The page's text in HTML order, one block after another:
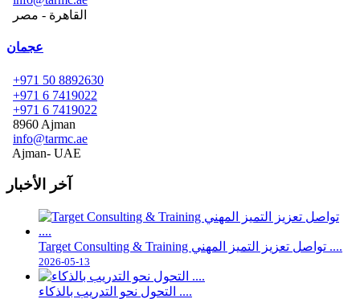
القاهرة - مصر
عجمان
+971 50 8892630
+971 6 7419022
+971 6 7419022
8960 Ajman
info@tarmc.ae
Ajman- UAE
آخر الأخبار
Target Consulting & Training تواصل تعزيز التميز المهني ....
2026-05-13
التحول نحو التدريب بالذكاء ....